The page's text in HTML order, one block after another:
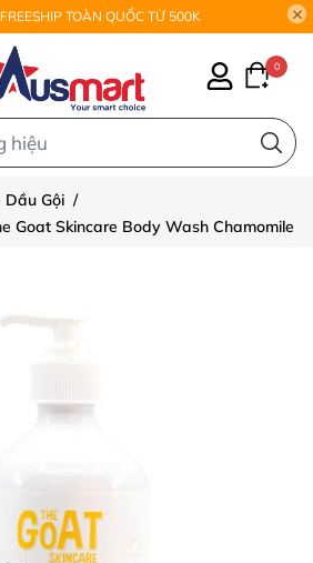
TOÀN QUỐC TỪ 500K
0
Gội /
Goat Skincare Body Wash Chamomile